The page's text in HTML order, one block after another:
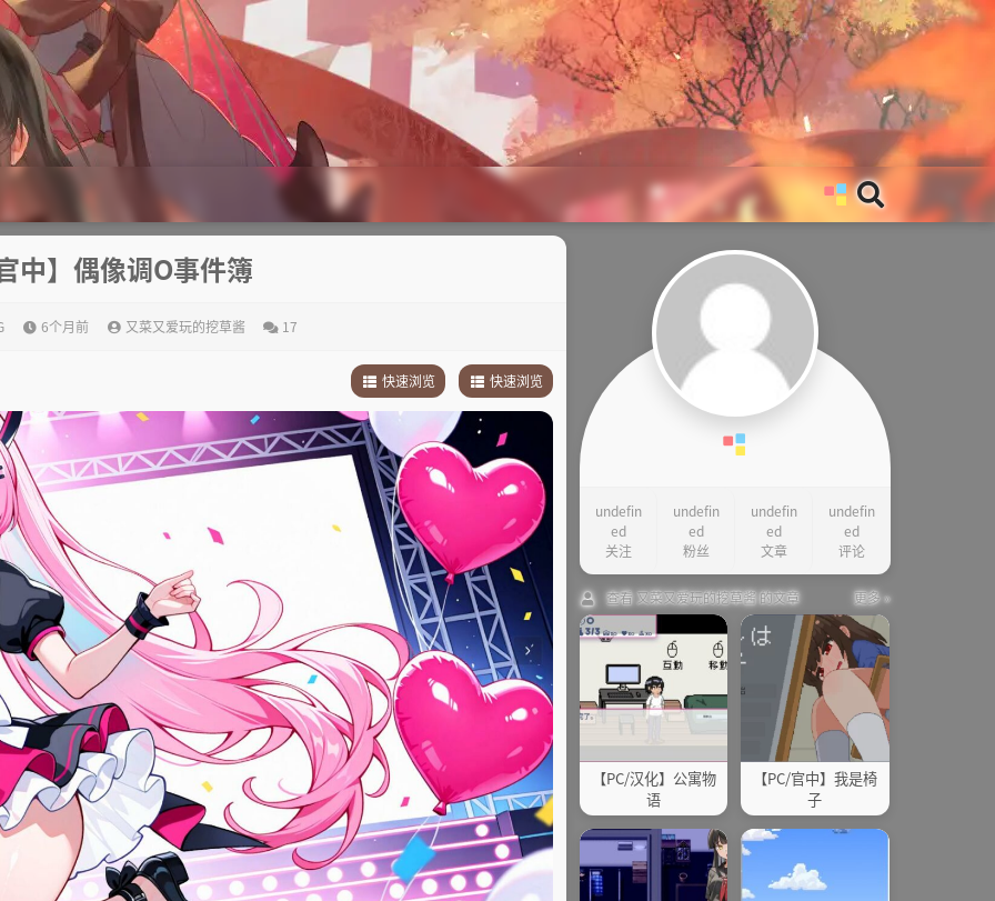
中】偶像调O事件簿
6个月前 又菜又爱玩的挖草酱 17
快速浏览
1.故事简介
2. 其他
快速浏览
1 .故事简介
2.其他
undefin
ed
关注
undefin
ed
粉丝
undefin
ed
文章
undefin
ed
评论
查看 又菜又爱玩的挖草酱 的文章 更多 »
【PC/汉化】公寓物
语
【PC/官中】我是椅
子